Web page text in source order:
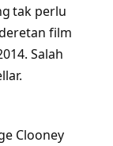
tak perlu
film
Salah
Clooney